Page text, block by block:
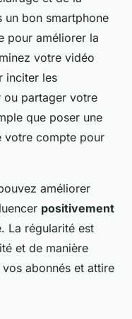
un bon smartphone
pour améliorer la
votre vidéo
inciter les
ou partager votre
que poser une
votre compte pour
améliorer
positivement
La régularité est
et de manière
abonnés et attire